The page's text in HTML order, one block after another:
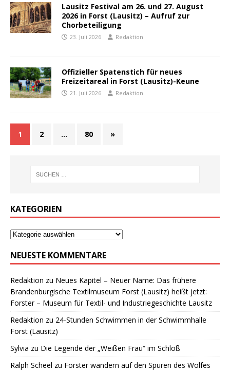
Lausitz Festival am 26. und 27. August
2026 in Forst (Lausitz) – Aufruf zur
Chorbeteiligung
23. Juli 2026 Redaktion
Offizieller Spatenstich für neues
Freizeitareal in Forst (Lausitz)-Keune
21. Juli 2026 Redaktion
1 2 … 80 »
KATEGORIEN
NEUESTE KOMMENTARE
Redaktion zu Neues Kapitel – Neuer Name: Das frühere
Brandenburgische Textilmuseum Forst (Lausitz) heißt jetzt:
Forster – Museum für Textil- und Industriegeschichte Lausitz
Redaktion zu 24-Stunden Schwimmen in der Schwimmhalle
Forst (Lausitz)
Sylvia zu Die Legende der „Weißen Frau“ im Schloß
Ralph Scheel zu Forster wandern auf den Spuren des Wolfes